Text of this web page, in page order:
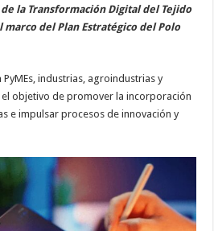
la Transformación Digital del Tejido
del Plan Estratégico del Polo
industrias, agroindustrias y
objetivo de promover la incorporación
e impulsar procesos de innovación y